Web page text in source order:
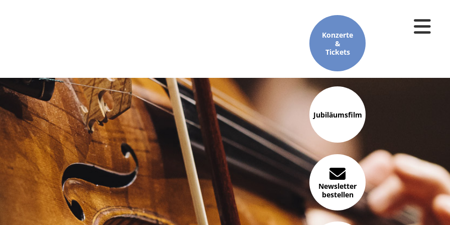
Konzerte
&
Tickets
Jubiläumsfilm
Newsletter
bestellen